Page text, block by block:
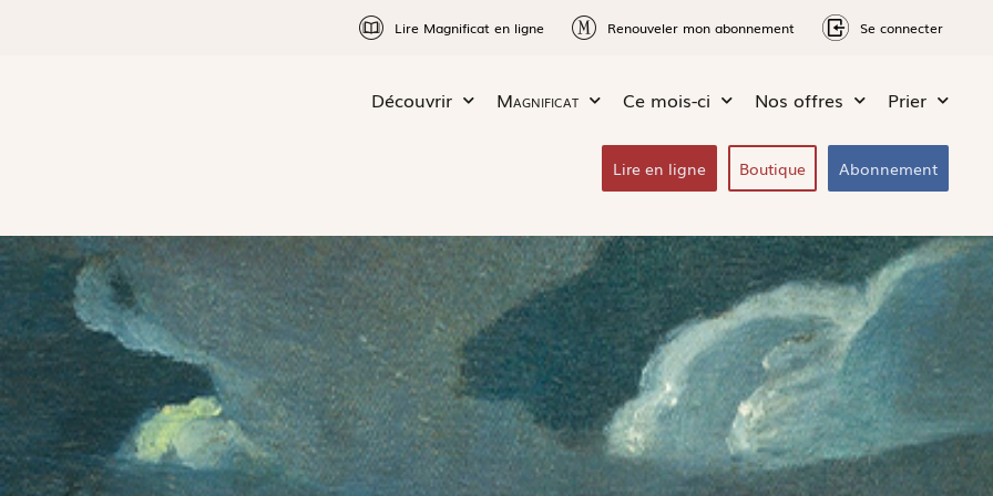
Lire Magnificat en ligne Renouveler mon abonnement Se connecter
Découvrir Magnificat Ce mois-ci Nos offres Prier
Lire en ligne Boutique Abonnement